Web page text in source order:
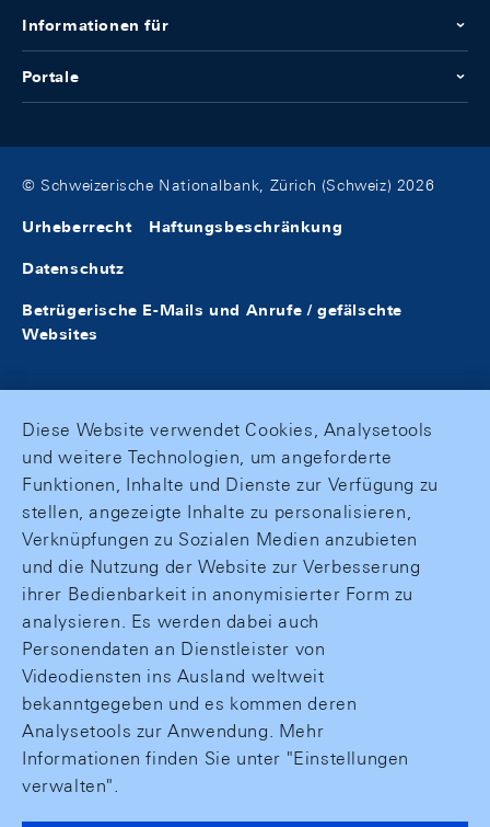
Informationen für
Portale
© Schweizerische Nationalbank, Zürich (Schweiz) 2026
Urheberrecht Haftungsbeschränkung
Datenschutz
Betrügerische E-Mails und Anrufe / gefälschte
Websites
Diese Website verwendet Cookies, Analysetools
und weitere Technologien, um angeforderte
Funktionen, Inhalte und Dienste zur Verfügung zu
stellen, angezeigte Inhalte zu personalisieren,
Verknüpfungen zu Sozialen Medien anzubieten
und die Nutzung der Website zur Verbesserung
ihrer Bedienbarkeit in anonymisierter Form zu
analysieren. Es werden dabei auch
Personendaten an Dienstleister von
Videodiensten ins Ausland weltweit
bekanntgegeben und es kommen deren
Analysetools zur Anwendung. Mehr
Informationen finden Sie unter "Einstellungen
verwalten".